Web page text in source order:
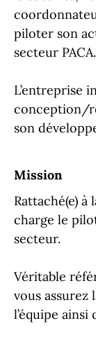
piloter son
secteur PACA.
L’entreprise
conception/
son
Mission
Rattaché(e)
charge le
secteur.
Véritable
vous assurez
l’équipe